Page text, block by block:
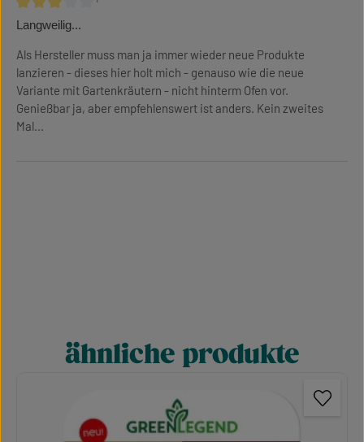
Bewertung mit 3 von 5 Sternen
¹
Langweilig...
Als Hersteller muss man ja immer wieder neue Produkte
lanzieren - dieses hier holt mich - genauso wie die neue
Variante mit Gartenkräutern - nicht hinterm Ofen vor.
Genießbar ja, aber empfehlenswert ist anders. Kein zweites
Mal...
Produktgalerie überspringen
ähnliche produkte